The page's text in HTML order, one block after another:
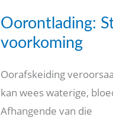
Oorontlading:
voorkoming
Oorafskeiding
kan wees waterige,
Afhangende van die
Oorontlading:
Sterk
oorsake
en